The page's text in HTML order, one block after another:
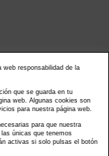
Actos
web responsabilidad de la
que se guarda en tu
web. Algunas cookies son
para nuestra página web.
para que nuestra
únicas que tenemos
activas si solo pulsas el botón